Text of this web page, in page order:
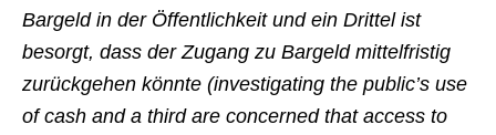
Bargeld in der Öffentlichkeit und ein Drittel ist
besorgt, dass der Zugang zu Bargeld mittelfristig
zurückgehen könnte (investigating the public’s use
of cash and a third are concerned that access to